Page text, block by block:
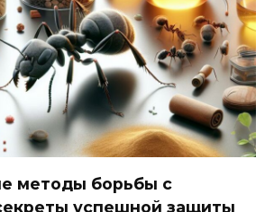
методы борьбы с
успешной защиты